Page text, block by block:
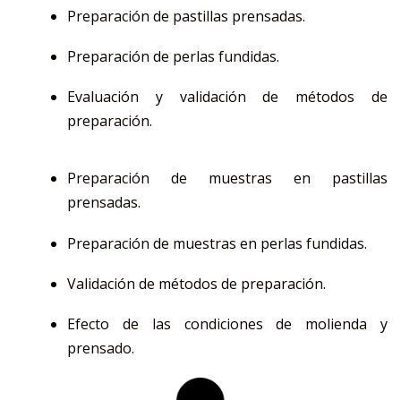
Preparación de pastillas prensadas.
Preparación de perlas fundidas.
Evaluación y validación de métodos de
preparación.
Preparación de muestras en pastillas
prensadas.
Preparación de muestras en perlas fundidas.
Validación de métodos de preparación.
Efecto de las condiciones de molienda y
prensado.